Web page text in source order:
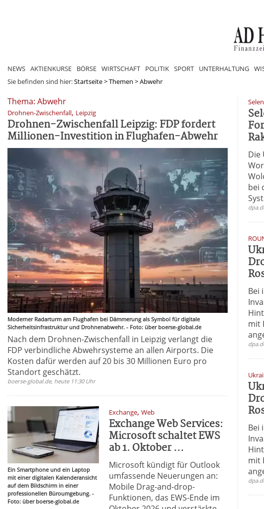
NEWS AKTIENKURSE BÖRSE WIRTSCHAFT POLITIK SPORT UNTERHALTUNG
Sie befinden sind hier:Startseite>Themen >Abwehr
Thema: Abwehr
Drohnen-Zwischenfall, Leipzig
Drohnen-Zwischenfall Leipzig: FDP fordert
Millionen-Investition in Flughafen-Abwehr
Moderner Radarturm am Flughafen bei Dämmerung als Symbol für digitale
Sicherheitsinfrastruktur und Drohnenabwehr. - Foto: über boerse-global.de
Nach dem Drohnen-Zwischenfall in Leipzig verlangt die
FDP verbindliche Abwehrsysteme an allen Airports. Die
Kosten dafür werden auf 20 bis 30 Millionen Euro pro
Standort geschätzt.
boerse-global.de, heute 11:30 Uhr
Ein Smartphone und ein Laptop
mit einer digitalen Kalenderansicht
auf dem Bildschirm in einer
professionellen Büroumgebung. -
Foto: über boerse-global.de
Exchange,Web
Exchange Web Services:
Microsoft schaltet EWS
ab 1. Oktober ...
Microsoft kündigt für Outlook
umfassende Neuerungen an:
Mobile Drag-and-drop-
Funktionen, das EWS-Ende im
Die
bei
Bei
mit
Bei
mit